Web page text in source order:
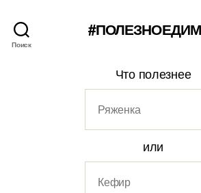
Поиск
Что полезнее
или